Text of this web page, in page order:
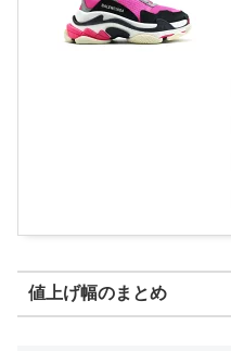
値上げ幅のまとめ